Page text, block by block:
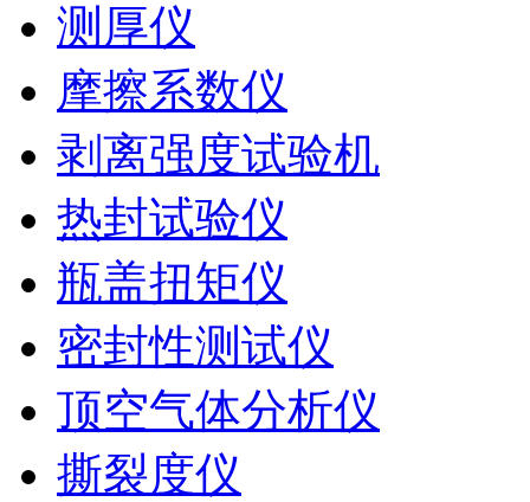
测厚仪
摩擦系数仪
剥离强度试验机
热封试验仪
瓶盖扭矩仪
密封性测试仪
顶空气体分析仪
撕裂度仪